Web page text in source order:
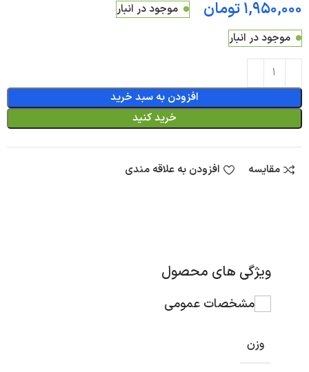
تومان
موجود در انبار
موجود در انبار
افزودن به سبد خرید
خرید کنید
مقایسه افزودن به علاقه مندی
ویژگی های محصول
مشخصات عمومی
وزن